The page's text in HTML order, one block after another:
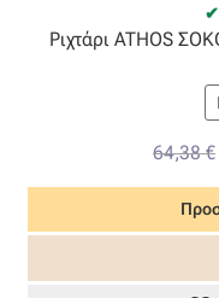
Ριχτάρι ATHOS
64,38€